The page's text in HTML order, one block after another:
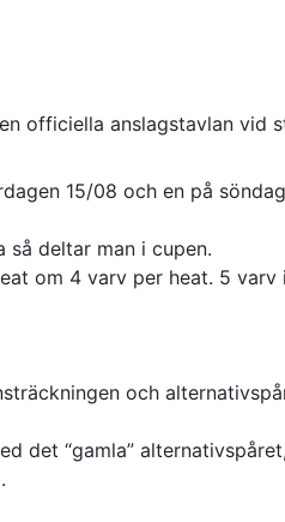
officiella anslagstavlan vid
15/08 och en på
så deltar man i cupen.
om 4 varv per heat. 5
och
det “gamla”